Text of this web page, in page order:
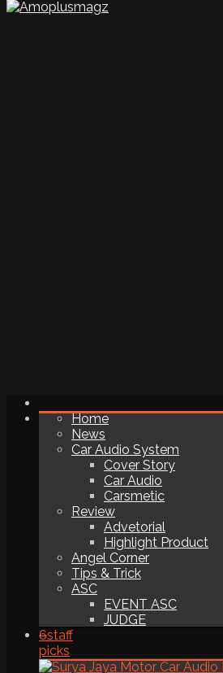
Home
News
Car Audio System
Cover Story
Car Audio
Carsmetic
Review
Advetorial
Highlight Product
Angel Corner
Tips & Trick
ASC
EVENT ASC
JUDGE
6staff
picks